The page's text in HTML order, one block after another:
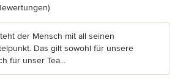
5 von 5 Sternen
der Mensch mit all seinen
Das gilt sowohl für unsere
für unser Tea...